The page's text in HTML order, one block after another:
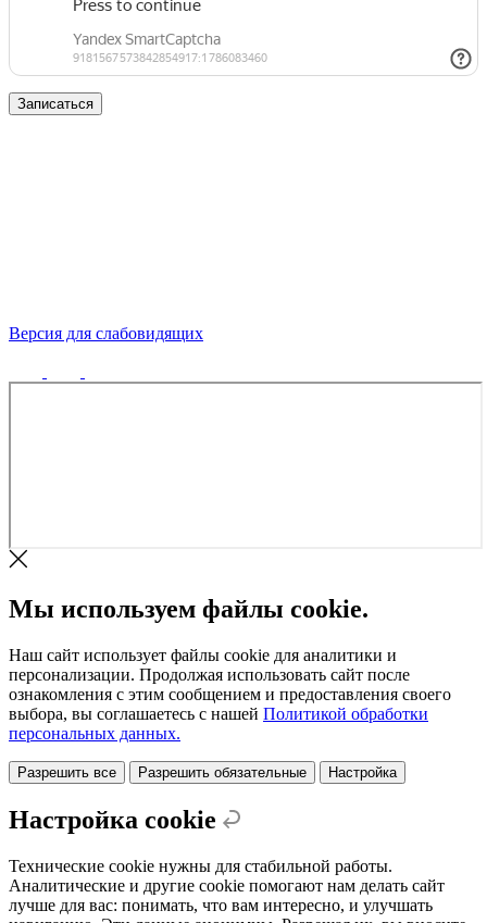
Записаться
Версия для слабовидящих
Мы используем файлы cookie.
Наш сайт использует файлы cookie для аналитики и
персонализации. Продолжая использовать сайт после
ознакомления с этим сообщением и предоставления своего
выбора, вы соглашаетесь с нашей Политикой обработки
персональных данных.
Разрешить все Разрешить обязательные Настройка
Настройка cookie
Технические cookie нужны для стабильной работы.
Аналитические и другие cookie помогают нам делать сайт
лучше для вас: понимать, что вам интересно, и улучшать